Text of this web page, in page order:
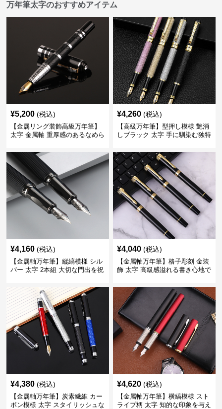
万年筆太字のおすすめアイテム
¥5,200 (税込)
【金属リング装飾高級万年筆】
太字 金属軸 重厚感のあるなめら
きに最適
¥4,260 (税込)
【高級万年筆】型押し模様 艶消
しブラック 太字 手に馴染む独特
くい
¥4,160 (税込)
【金属軸万年筆】縦縞模様 シル
バー 太字 2本組 大切な門出を祝
ト
¥4,040 (税込)
【金属軸万年筆】格子彫刻 金装
飾 太字 高級感溢れる書き心地で
¥4,380 (税込)
【金属軸万年筆】炭素繊維 カー
ボン模様 太字 スタイリッシュな
¥4,620 (税込)
【金属軸万年筆】横縞模様 スト
ライプ柄 太字 知的な印象を与え